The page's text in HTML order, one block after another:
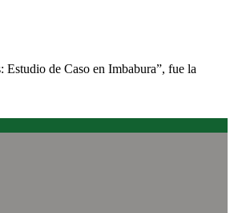
de Caso en Imbabura”, fue la